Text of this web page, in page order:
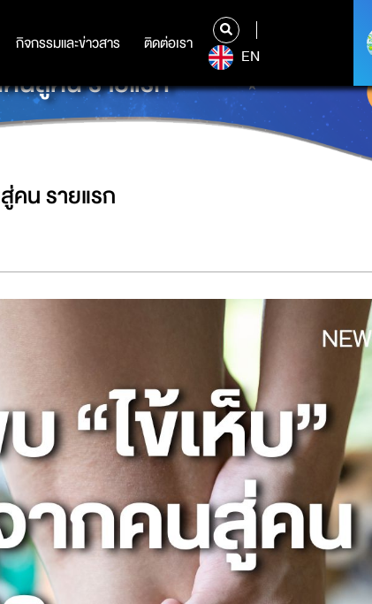
กิจกรรมและข่าวสาร ติดต่อเรา
กิจกรรมและข่าวสาร ติดต่อเรา
EN
นสู่คน รายแรก
น รายแรก